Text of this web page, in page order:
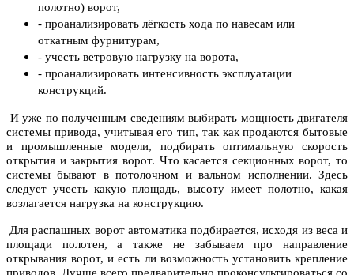
полотно) ворот,
- проанализировать лёгкость хода по навесам или
откатным фурнитурам,
- учесть ветровую нагрузку на ворота,
- проанализировать интенсивность эксплуатации
конструкций.
И уже по полученным сведениям выбирать мощность двигателя
системы привода, учитывая его тип, так как продаются бытовые
и промышленные модели, подбирать оптимальную скорость
открытия и закрытия ворот. Что касается секционных ворот, то
системы бывают в потолочном и вальном исполнении. Здесь
следует учесть какую площадь, высоту имеет полотно, какая
возлагается нагрузка на конструкцию.
Для распашных ворот автоматика подбирается, исходя из веса и
площади полотен, а также не забываем про направление
открывания ворот, и есть ли возможность установить крепление